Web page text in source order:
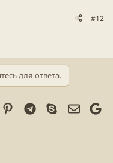
#12
для ответа.
Pinterest
Telegram
Skype